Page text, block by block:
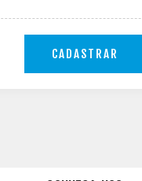
CADASTRAR